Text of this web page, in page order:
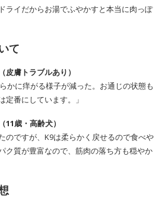
ライだからお湯でふやかすと本当に肉っぽ
て
皮膚トラブルあり）
かに痒がる様子が減った。お通じの状態も
定番にしています。」
11歳・高齢犬）
のですが、K9は柔らかく戻せるので食べや
ク質が豊富なので、筋肉の落ち方も穏やか